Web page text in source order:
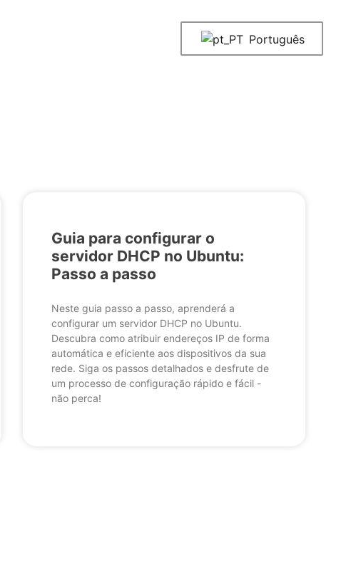
Português
Guia para configurar o
servidor DHCP no Ubuntu:
Passo a passo
Neste guia passo a passo, aprenderá a
configurar um servidor DHCP no Ubuntu.
Descubra como atribuir endereços IP de forma
automática e eficiente aos dispositivos da sua
rede. Siga os passos detalhados e desfrute de
um processo de configuração rápido e fácil -
não perca!